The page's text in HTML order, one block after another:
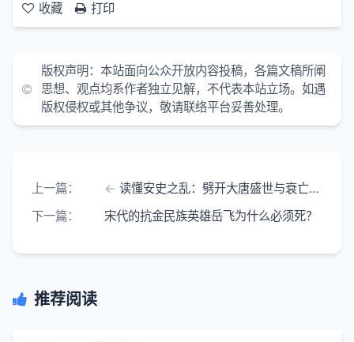
收藏 打印
版权声明：本站面向公众开放内容投稿，各篇文稿所阐
思想、观点均系作者独立见解，不代表本站立场。如遇
版权侵权或其他争议，敬请联络平台妥善处理。
上一篇：
读懂安史之乱：劈开大唐盛世与衰亡的关键转折
下一篇：
宋代的抗金民族英雄岳飞为什么必须死？
推荐阅读